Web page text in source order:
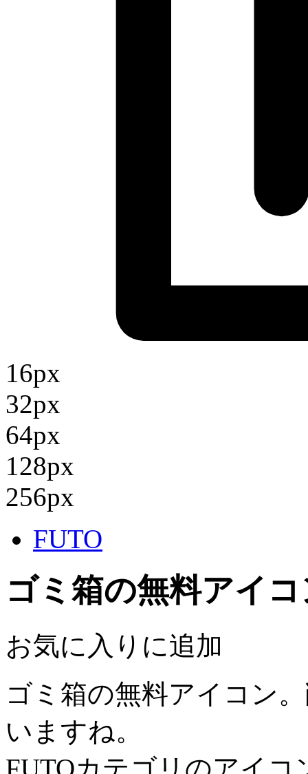
16px
32px
64px
128px
256px
FUTO
ゴミ箱の無料アイ
お気に入りに追加
ゴミ箱の無料アイコン
いますね。
FUTOカテゴリのアイ